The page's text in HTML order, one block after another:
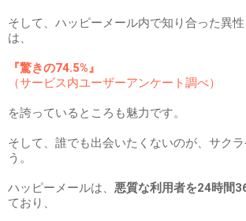
そして、ハッピーメール内で知り合った異
は、
『驚きの74.5%』
（サービス内ユーザーアンケート調べ）
を誇っているところも魅力です。
そして、誰でも出会いたくないのが、サク
う。
ハッピーメールは、 悪質な利用者を24時間
ており、